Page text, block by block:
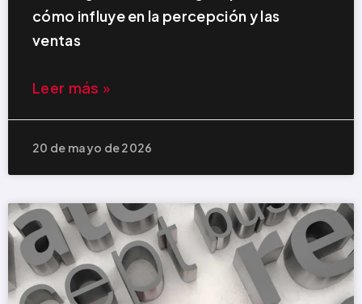
cómo influye en la percepción y las
ventas
Leer más »
20 de mayo de 2026